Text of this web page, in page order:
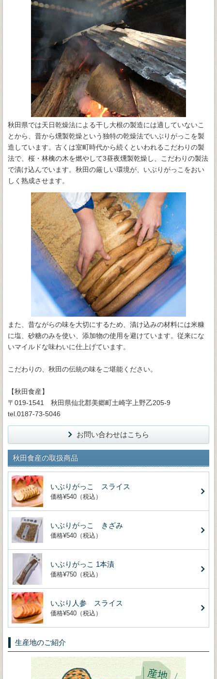
秋田県では天日乾燥法による干し大根の製造には適していないこ
とから、昔から燻製乾燥という独特の乾燥法でいぶりがっこを製
造しています。古くは室町時代から続くといわれるこだわりの製
法で、桜・林檎の木を燃やして3昼夜燻製乾燥し、こだわりの製法
で漬け込んでいます。秋田の厳しい環境が、いぶりがっこをおい
しく熟成させます。
また、昔ながらの味を大切にするため、漬け込みの材料には米糠
に塩、砂糖のみを使い、添加物の使用を避けています。従来にな
いマイルドな味わいに仕上げています。
こだわりの、秋田の伝統の味をご堪能ください。
【秋田食産】
〒019-1541 秋田県仙北郡美郷町土崎字上野乙205-9
tel.0187-73-5046
お問い合わせはこちら
秋田食産の取扱商品
いぶりがっこ スライス
価格¥540（税込）
いぶりがっこ きざみ
価格¥540（税込）
いぶりがっこ 1本漬
価格¥750（税込）
いぶり人参 スライス
価格¥540（税込）
生産地のご紹介